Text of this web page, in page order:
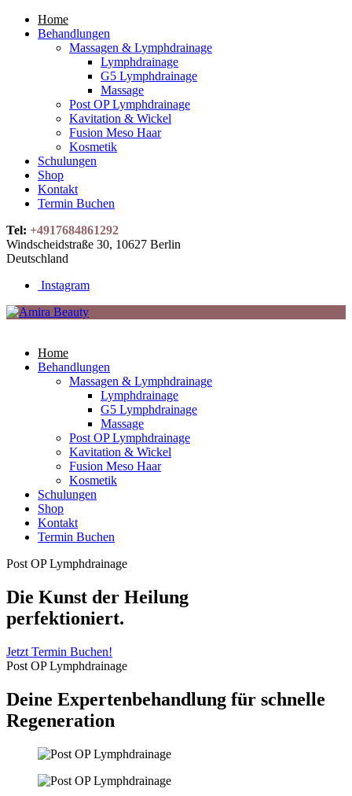
Home
Behandlungen
Massagen & Lymphdrainage
Lymphdrainage
G5 Lymphdrainage
Massage
Post OP Lymphdrainage
Kavitation & Wickel
Fusion Meso Haar
Kosmetik
Schulungen
Shop
Kontakt
Termin Buchen
Tel: +4917684861292
Windscheidstraße 30, 10627 Berlin
Deutschland
Instagram
Home
Behandlungen
Massagen & Lymphdrainage
Lymphdrainage
G5 Lymphdrainage
Massage
Post OP Lymphdrainage
Kavitation & Wickel
Fusion Meso Haar
Kosmetik
Schulungen
Shop
Kontakt
Termin Buchen
Post OP Lymphdrainage
Die Kunst der Heilung
perfektioniert.
Jetzt Termin Buchen!
Post OP Lymphdrainage
Deine Expertenbehandlung für schnelle
Regeneration